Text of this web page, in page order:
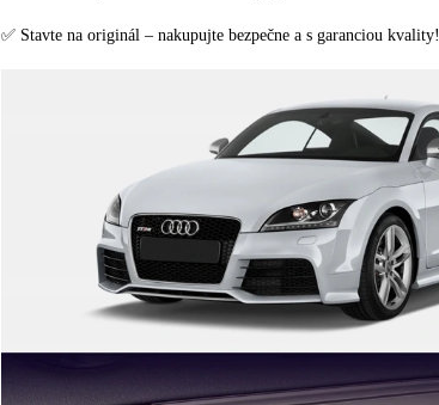
✅ Stavte na originál – nakupujte bezpečne a s garanciou kvality!